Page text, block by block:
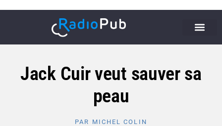
Jack Cuir veut sauver sa
peau
PAR MICHEL COLIN